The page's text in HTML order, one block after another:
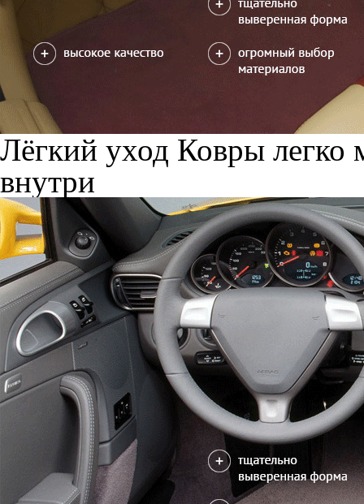
Лёгкий уход Ковры легко
внутри